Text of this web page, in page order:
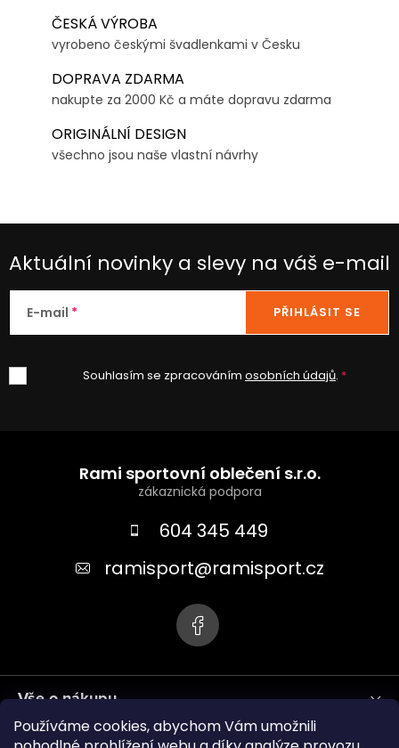
Používáme cookies, abychom Vám umožnili
ČESKÁ VÝROBA
vyrobeno českými švadlenkami v Česku
DOPRAVA ZDARMA
nakupte za 2000 Kč a máte dopravu zdarma
ORIGINÁLNÍ DESIGN
všechno jsou naše vlastní návrhy
Aktuální novinky a slevy na váš e-mail
E-mail
Souhlasím se zpracováním osobních údajů.
PŘIHLÁSIT SE
Rami sportovní oblečení s.r.o.
604 345 449
ramisport@ramisport.cz
Vše o nákupu